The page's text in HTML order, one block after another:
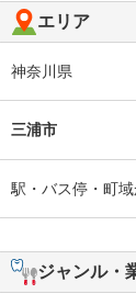
エリア
神奈川県
三浦市
駅・バス停・町
ジャンル・